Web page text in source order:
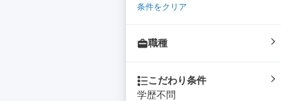
条件をクリア
職種
こだわり条件
学歴不問